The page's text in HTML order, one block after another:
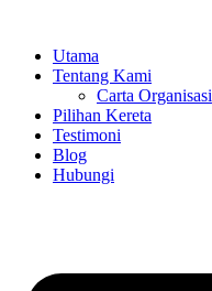
contentUtama
Tentang Kami
Carta Organisasi
Pilihan Kereta
Testimoni
Blog
Hubungi